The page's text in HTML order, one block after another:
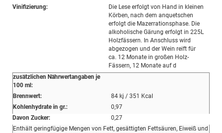
Vinifizierung:
Die Lese erfolgt von Hand in kleinen
Körben, nach dem anquetschen
erfolgt die Mazerrationsphase. Die
alkoholische Gärung erfolgt in 225L
Holzfässern. In Anschluss wird
abgezogen und der Wein reift für
ca. 12 Monate in großen Holz-
Fässern, 12 Monate auf d
zusätzlichen Nährwertangaben je
100 ml:
Brennwert:
84 kj / 351 Kcal
Kohlenhydrate in gr.:
0,97
Davon Zucker:
0,27
Enthält geringfügige Mengen von Fett, gesättigten Fettsäuren, Eiweiß und